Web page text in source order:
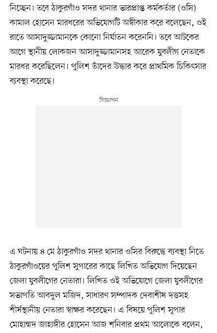
নিচ্ছেন। তবে ঠাকুরগাঁও সদর থানার ভারপ্রাপ্ত কর্মকর্তার (ওসি)
কামাল হোসেন মারধরের অভিযোগটি অস্বীকার করে বলেছেন, ওই
রাতে আসাদুজ্জামানকে কোনো নির্যাতন করেননি। তবে আটকের
আগে স্থানীয় লোকজন আসাদুজ্জামানসহ আরেক যুবলীগ নেতাকে
মারধর করেছিলেন। পুলিশ তাঁদের উদ্ধার করে প্রাথমিক চিকিৎসার
ব্যবস্থা করেছে।
এ ঘটনায় ৪ মে ঠাকুরগাঁও সদর থানার ওসির বিরুদ্ধে ব্যবস্থা নিতে
ঠাকুরগাঁওয়ের পুলিশ সুপারের কাছে লিখিত অভিযোগ দিয়েছেন
জেলা যুবলীগের নেতারা। লিখিত ওই অভিযোগে জেলা যুবলীগের
সভাপতি আবদুল মজিদ, সাধারণ সম্পাদক দেবাশীষ দত্তসহ
শীর্ষস্থানীয় নেতারা স্বাক্ষর করেছেন। এ বিষয়ে পুলিশ সুপার
মোহাম্মদ জাহাঙ্গীর হোসেন আজ শনিবার প্রথম আলোকে বলেন,